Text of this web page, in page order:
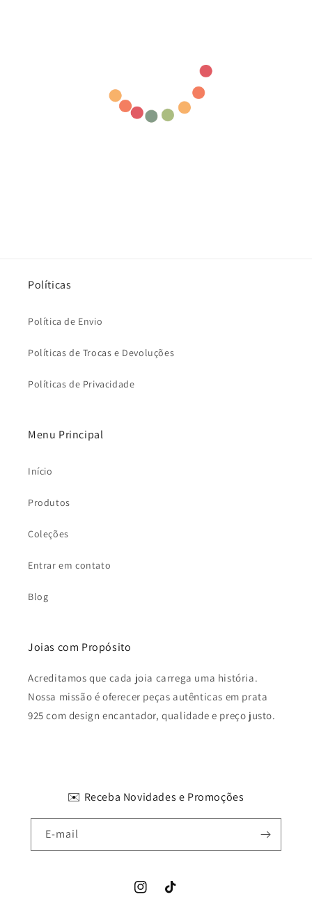
Políticas
Política de Envio
Políticas de Trocas e Devoluções
Políticas de Privacidade
Menu Principal
Início
Produtos
Coleções
Entrar em contato
Blog
Joias com Propósito
Acreditamos que cada joia carrega uma história.
Nossa missão é oferecer peças autênticas em prata
925 com design encantador, qualidade e preço justo.
✉️ Receba Novidades e Promoções
E-mail
InstagramTikTok